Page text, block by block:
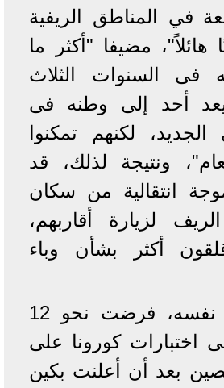
في المناطق الريفية
مضيفا "أكثر ما
فى السنوات الثلاث
يعد أحد إلى وطنه فى
الجديد، لكنهم تمكنوا
ونتيجة لذلك، قد
انتقالية من سكان
لزيارة أقاربهم،
أكثر بشأن وباء
وفى الوقت نفسه، فرضت نحو 12
اختبارات كورونا على
بعد أن أعلنت بكين